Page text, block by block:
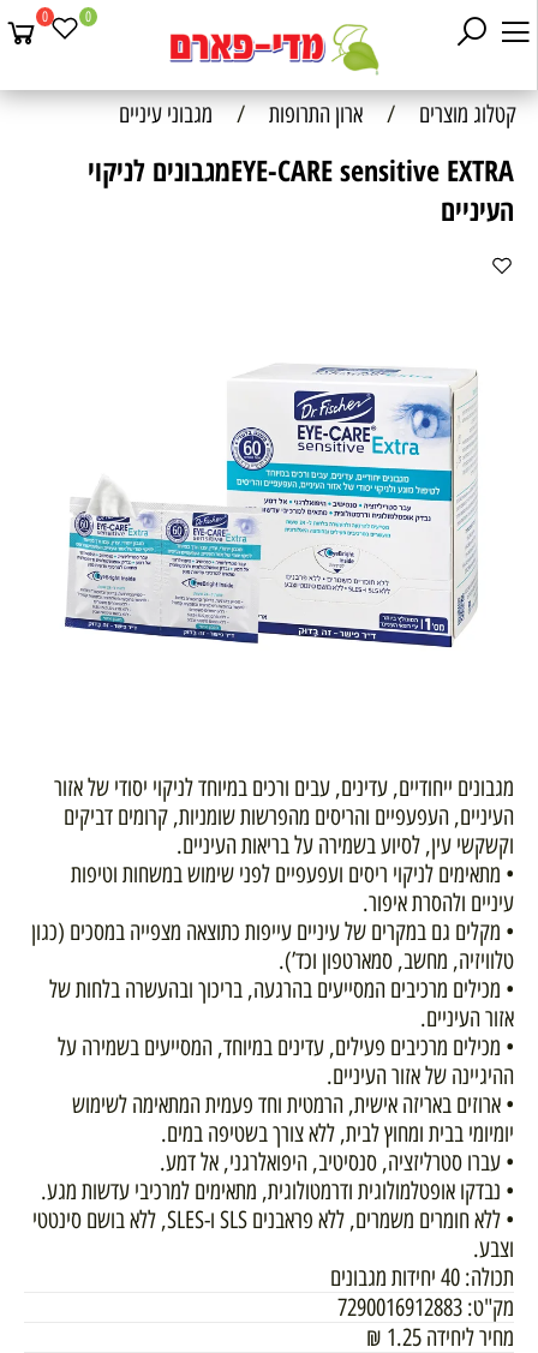
0 0
קטלוג מוצרים / ארון התרופות / מגבוני עיניים
EYE-CARE sensitive EXTRAמגבונים לניקוי
העיניים
מגבונים ייחודיים, עדינים, עבים ורכים במיוחד לניקוי יסודי של אזור
העיניים, העפעפיים והריסים מהפרשות שומניות, קרומים דביקים
וקשקשי עין, לסיוע בשמירה על בריאות העיניים.
• מתאימים לניקוי ריסים ועפעפיים לפני שימוש במשחות וטיפות
עיניים ולהסרת איפור.
• מקלים גם במקרים של עיניים עייפות כתוצאה מצפייה במסכים (כגון
טלוויזיה, מחשב, סמארטפון וכד’).
• מכילים מרכיבים המסייעים בהרגעה, בריכוך ובהעשרה בלחות של
אזור העיניים.
• מכילים מרכיבים פעילים, עדינים במיוחד, המסייעים בשמירה על
ההיגיינה של אזור העיניים.
• ארוזים באריזה אישית, הרמטית וחד פעמית המתאימה לשימוש
יומיומי בבית ומחוץ לבית, ללא צורך בשטיפה במים.
• עברו סטרליזציה, סנסיטיב, היפואלרגני, אל דמע.
• נבדקו אופטלמולוגית ודרמטולוגית, מתאימים למרכיבי עדשות מגע.
• ללא חומרים משמרים, ללא פראבנים SLS ו-SLES, ללא בושם סינטטי
וצבע.
תכולה: 40 יחידות מגבונים
מק"ט: 7290016912883
מחיר ליחידה 1.25
₪